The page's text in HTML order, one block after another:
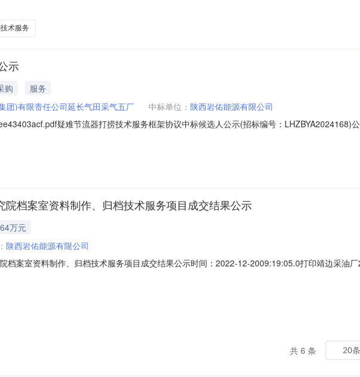
11月26日14:00分进行竞争性谈判采购，现评审工作已结束，根据评审小组评审结论及采购人会
术服务
示
购
服务
团)有限责任公司延长气田采气五厂 中标单位： 陕西岩佑能源有限公司
疑难节流器打捞技术服务框架协议中标候选人公示(招标编号：LHZBYA2024168)
人第2名：延安天普石油工程有限公司，投标报价下浮率：0.2%,质量：符合合同及技术标准
档案室资料制作、归档技术服务项目成交结果公示
万元
陕西岩佑能源有限公司
档案室资料制作、归档技术服务项目成交结果公示时间：2022-12-2009:19:05.0打印靖边采油
采购。评审工作已结束，现将采购结果公示如下：一、竞争性谈判采购结果信息：成交供应商：
共 6 条